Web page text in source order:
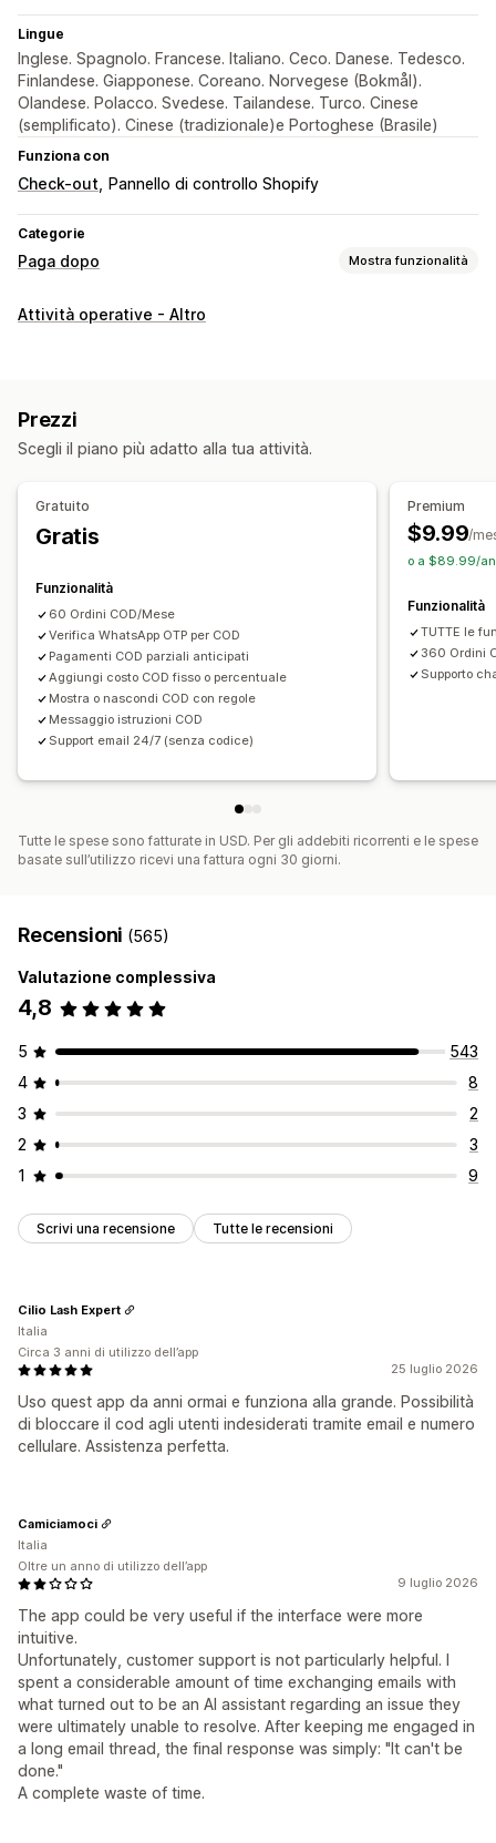
Lingue
Inglese. Spagnolo. Francese. Italiano. Ceco. Danese. Tedesco.
Finlandese. Giapponese. Coreano. Norvegese (Bokmål).
Olandese. Polacco. Svedese. Tailandese. Turco. Cinese
(semplificato). Cinese (tradizionale)e Portoghese (Brasile)
Funziona con
Check-out Pannello di controllo Shopify
Categorie
Paga dopo Mostra funzionalità
Gestione del contrassegno
Personalizzazione dei moduli
Multilingua
Conversione e upselling
Attività operative - Altro
Prezzi
Scegli il piano più adatto alla tua attività.
Gratuito
Gratis
Funzionalità
60 Ordini COD/Mese
Verifica WhatsApp OTP per COD
Pagamenti COD parziali anticipati
Aggiungi costo COD fisso o percentuale
Mostra o nascondi COD con regole
Messaggio istruzioni COD
Support email 24/7 (senza codice)
Premium
$9.99/
o a $89.99/
Funzionalità
TUTTE le
360 Ordini
Supporto
Tutte le spese sono fatturate in USD. Per gli addebiti ricorrenti e le spese
basate sull’utilizzo ricevi una fattura ogni 30 giorni.
Recensioni (565)
Valutazione complessiva
4,8
5
543
4
8
3
2
2
3
1
9
Scrivi una recensione Tutte le recensioni
25 luglio 2026
Uso quest app da anni ormai e funziona alla grande. Possibilità
di bloccare il cod agli utenti indesiderati tramite email e numero
cellulare. Assistenza perfetta.
Cilio Lash Expert
Italia
Circa 3 anni di utilizzo dell’app
9 luglio 2026
The app could be very useful if the interface were more
intuitive.
Unfortunately, customer support is not particularly helpful. I
spent a considerable amount of time exchanging emails with
what turned out to be an AI assistant regarding an issue they
were ultimately unable to resolve. After keeping me engaged in
a long email thread, the final response was simply: "It can't be
done."
A complete waste of time.
Camiciamoci
Italia
Oltre un anno di utilizzo dell’app